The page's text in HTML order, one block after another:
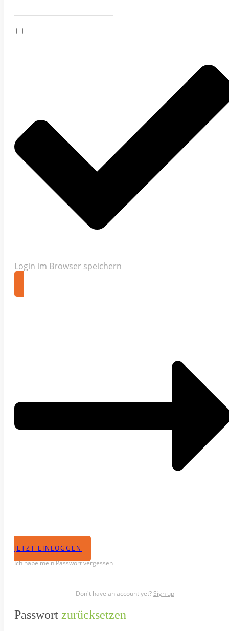
Login im Browser speichern
JETZT EINLOGGEN
Ich habe mein Passwort vergessen
Don't have an account yet? Sign up
Passwort zurücksetzen